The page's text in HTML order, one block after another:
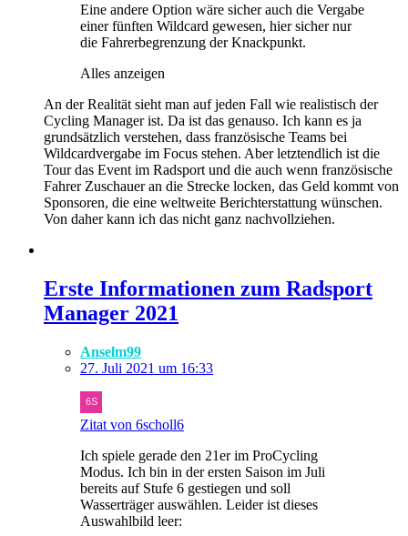
Eine andere Option wäre sicher auch die Vergabe
einer fünften Wildcard gewesen, hier sicher nur
die Fahrerbegrenzung der Knackpunkt.
Alles anzeigen
An der Realität sieht man auf jeden Fall wie realistisch der
Cycling Manager ist. Da ist das genauso. Ich kann es ja
grundsätzlich verstehen, dass französische Teams bei
Wildcardvergabe im Focus stehen. Aber letztendlich ist die
Tour das Event im Radsport und die auch wenn französische
Fahrer Zuschauer an die Strecke locken, das Geld kommt von
Sponsoren, die eine weltweite Berichterstattung wünschen.
Von daher kann ich das nicht ganz nachvollziehen.
Erste Informationen zum Radsport
Manager 2021
Anselm99
27. Juli 2021 um 16:33
Zitat von 6scholl6
Ich spiele gerade den 21er im ProCycling
Modus. Ich bin in der ersten Saison im Juli
bereits auf Stufe 6 gestiegen und soll
Wasserträger auswählen. Leider ist dieses
Auswahlbild leer: